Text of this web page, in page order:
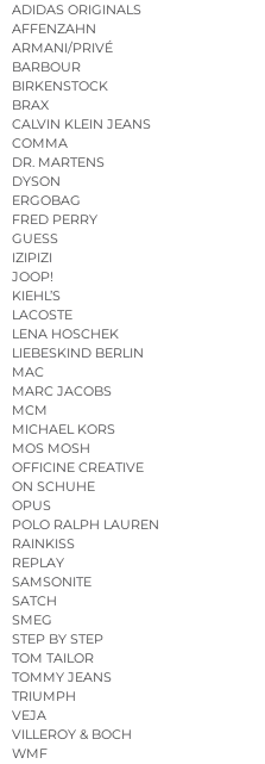
ADIDAS ORIGINALS
AFFENZAHN
ARMANI/PRIVÉ
BARBOUR
BIRKENSTOCK
BRAX
CALVIN KLEIN JEANS
COMMA
DR. MARTENS
DYSON
ERGOBAG
FRED PERRY
GUESS
IZIPIZI
JOOP!
KIEHL’S
LACOSTE
LENA HOSCHEK
LIEBESKIND BERLIN
MAC
MARC JACOBS
MCM
MICHAEL KORS
MOS MOSH
OFFICINE CREATIVE
ON SCHUHE
OPUS
POLO RALPH LAUREN
RAINKISS
REPLAY
SAMSONITE
SATCH
SMEG
STEP BY STEP
TOM TAILOR
TOMMY JEANS
TRIUMPH
VEJA
VILLEROY & BOCH
WMF